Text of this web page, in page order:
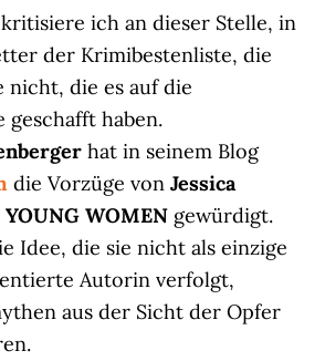
ich an dieser Stelle, in
der Krimibestenliste, die
nicht, die es auf die
geschafft haben.
hat in seinem Blog
die Vorzüge vonJessica
WOMEN gewürdigt.
Idee, die sie nicht als einzige
Autorin verfolgt,
aus der Sicht der Opfer